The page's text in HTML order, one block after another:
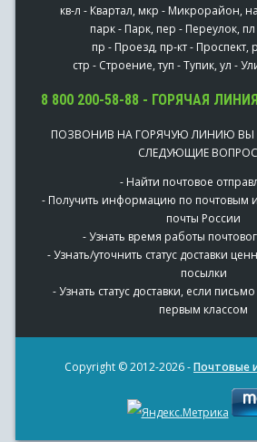
кв-л - Квартал, мкр - Микрорайон,
парк - Парк, пер - Переулок,
пр - Проезд, пр-кт - Проспект,
стр - Строение, туп - Тупик, ул -
8 800 200-58-88 - ГОРЯЧАЯ
ПОЗВОНИВ НА ГОРЯЧУЮ ЛИНИЮ ВЫ
СЛЕДУЮЩИЕ
- Найти почтовое
- Получить информацию по почтовым
почты России
- Узнать время работы
- Узнать/уточнить статус доставки
посылки
- Узнать статус доставки, если
первым классом
Copyright © 2012-2026 -Почтовые